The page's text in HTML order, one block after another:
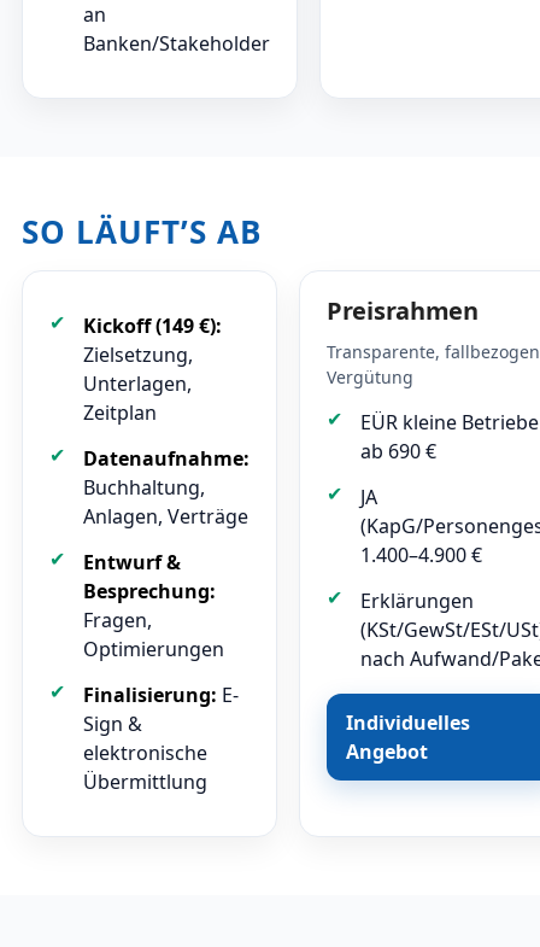
an
Banken/Stakeholder
SO LÄUFT’S AB
Kickoff (149 €):
Zielsetzung,
Unterlagen,
Zeitplan
Datenaufnahme:
Buchhaltung,
Anlagen, Verträge
Entwurf &
Besprechung:
Fragen,
Optimierungen
Finalisierung: E-
Sign &
elektronische
Übermittlung
Preisrahmen
Transparente,
Vergütung
EÜR kleine
ab 690 €
JA
(KapG/
1.400–4.900 €
Erklärungen
(KSt/GewSt/ESt/
nach Aufwand/
Individuelles
Angebot